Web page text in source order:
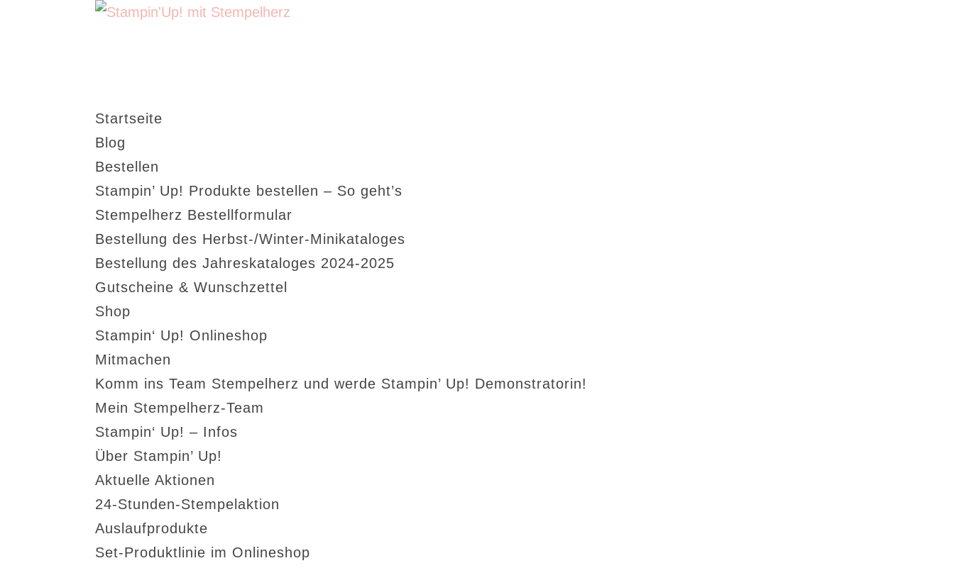
Startseite
Blog
Bestellen
Stampin’ Up! Produkte bestellen – So geht’s
Stempelherz Bestellformular
Bestellung des Herbst-/Winter-Minikataloges
Bestellung des Jahreskataloges 2024-2025
Gutscheine & Wunschzettel
Shop
Stampin‘ Up! Onlineshop
Mitmachen
Komm ins Team Stempelherz und werde Stampin’ Up! Demonstratorin!
Mein Stempelherz-Team
Stampin‘ Up! – Infos
Über Stampin’ Up!
Aktuelle Aktionen
24-Stunden-Stempelaktion
Auslaufprodukte
Set-Produktlinie im Onlineshop